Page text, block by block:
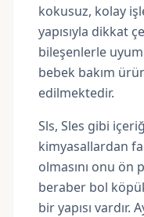
kokusuz, kolay
yapısıyla dikkat
bileşenlerle
bebek bakım
edilmektedir.
Sls, Sles gibi
kimyasallardan
olmasını onu ön
beraber bol
bir yapısı vardır.